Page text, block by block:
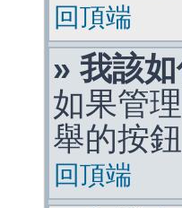
回頂端
» 我該
如果管
舉的按
回頂端